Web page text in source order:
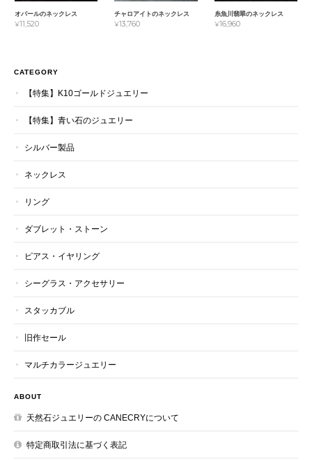
オパールのネックレス
¥11,520
チャロアイトのネックレス
¥13,760
糸魚川翡翠のネックレス
¥16,960
CATEGORY
【特集】K10ゴールドジュエリー
【特集】青い石のジュエリー
シルバー製品
ネックレス
リング
ダブレット・ストーン
ピアス・イヤリング
シーグラス・アクセサリー
スタッカブル
旧作セール
マルチカラージュエリー
ABOUT
天然石ジュエリーの CANECRYについて
特定商取引法に基づく表記